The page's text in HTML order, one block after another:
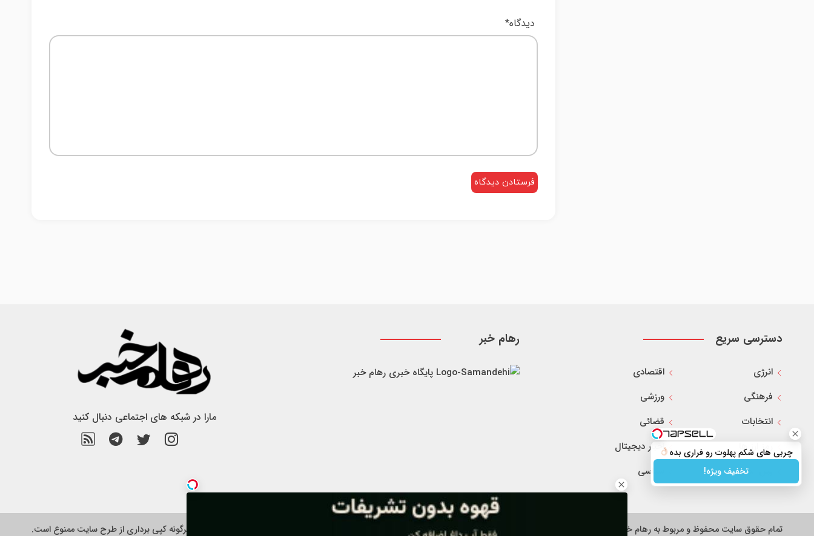
دیدگاه*
دسترسی سریع
انرژی
اقتصادی
فرهنگی
ورزشی
انتخابات
قضائی
رمز ارز ها
اخبار دیجیتال
بین الملل
سیاسی
رهام خبر
پایگاه خبری رهام خبر
مارا در شبکه های اجتماعی دنبال کنید
تمام حقوق سایت محفوظ و مربوط به رهام خبر می باشد. هرگونه کپی برداری از طرح سایت ممنوع است.
چربی های شکم پهلوت رو فراری بده
تخفیف ویژه!